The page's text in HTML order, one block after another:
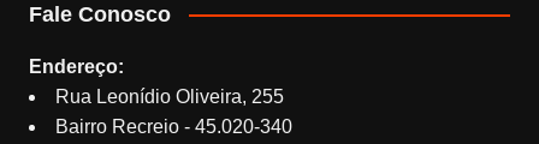
Fale Conosco
Endereço:
Rua Leonídio Oliveira, 255
Bairro Recreio - 45.020-340